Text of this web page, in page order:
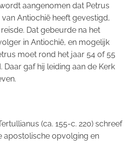
wordt aangenomen dat Petrus
Antiochië heeft gevestigd,
Dat gebeurde na het
in Antiochië, en mogelijk
moet rond het jaar 54 of 55
Daar gaf hij leiding aan de Kerk
(ca. 155-c. 220) schreef
apostolische opvolging en